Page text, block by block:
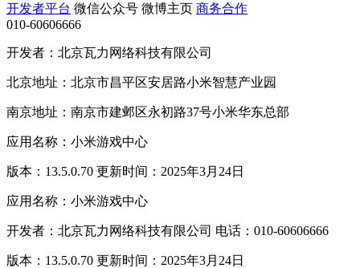
开发者平台 微信公众号 微博主页 商务合作
010-60606666
开发者：北京瓦力网络科技有限公司
北京地址：北京市昌平区安居路小米智慧产业园
南京地址：南京市建邺区永初路37号小米华东总部
应用名称：小米游戏中心
版本：13.5.0.70 更新时间：2025年3月24日
应用名称：小米游戏中心
开发者：北京瓦力网络科技有限公司 电话：010-60606666
版本：13.5.0.70 更新时间：2025年3月24日